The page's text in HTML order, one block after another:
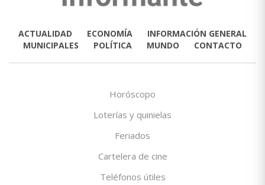
ACTUALIDAD ECONOMÍA
INFORMACIÓN GENERAL
MUNICIPALES
POLÍTICA MUNDO CONTACTO
Horóscopo
Loterías y quinielas
Feriados
Cartelera de cine
Teléfonos útiles